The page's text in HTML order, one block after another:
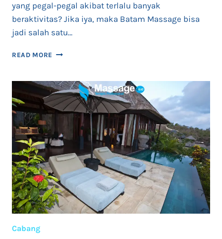
yang pegal-pegal akibat terlalu banyak
beraktivitas? Jika iya, maka Batam Massage bisa
jadi salah satu…
READ MORE 5
BATAM
MASSAGE
YANG
PALING
DICARI
SAAT
PEGAL-
PEGAL
Cabang